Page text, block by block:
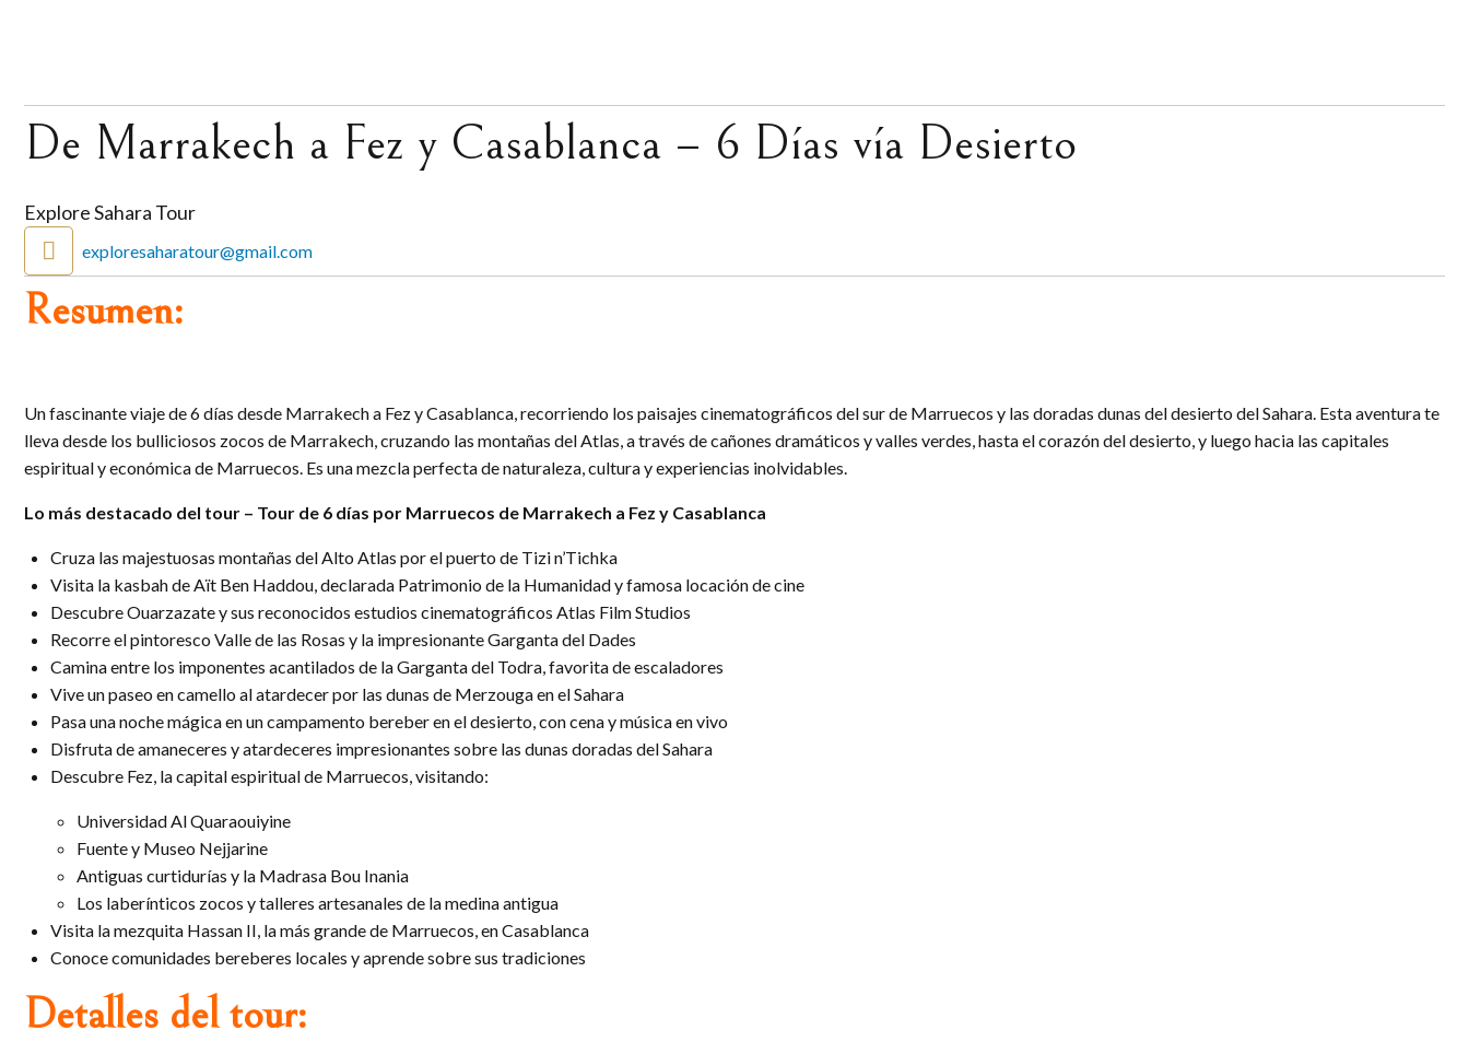
De Marrakech a Fez y Casablanca – 6 Días vía Desierto
Explore Sahara Tour
exploresaharatour@gmail.com
Resumen:
Un fascinante viaje de 6 días desde Marrakech a Fez y Casablanca, recorriendo los paisajes cinematográficos del sur de Marruecos y las doradas dunas del desierto del Sahara. Esta aventura te
lleva desde los bulliciosos zocos de Marrakech, cruzando las montañas del Atlas, a través de cañones dramáticos y valles verdes, hasta el corazón del desierto, y luego hacia las capitales
espiritual y económica de Marruecos. Es una mezcla perfecta de naturaleza, cultura y experiencias inolvidables.
Lo más destacado del tour – Tour de 6 días por Marruecos de Marrakech a Fez y Casablanca
Cruza las majestuosas montañas del Alto Atlas por el puerto de Tizi n’Tichka
Visita la kasbah de Aït Ben Haddou, declarada Patrimonio de la Humanidad y famosa locación de cine
Descubre Ouarzazate y sus reconocidos estudios cinematográficos Atlas Film Studios
Recorre el pintoresco Valle de las Rosas y la impresionante Garganta del Dades
Camina entre los imponentes acantilados de la Garganta del Todra, favorita de escaladores
Vive un paseo en camello al atardecer por las dunas de Merzouga en el Sahara
Pasa una noche mágica en un campamento bereber en el desierto, con cena y música en vivo
Disfruta de amaneceres y atardeceres impresionantes sobre las dunas doradas del Sahara
Descubre Fez, la capital espiritual de Marruecos, visitando:
Universidad Al Quaraouiyine
Fuente y Museo Nejjarine
Antiguas curtidurías y la Madrasa Bou Inania
Los laberínticos zocos y talleres artesanales de la medina antigua
Visita la mezquita Hassan II, la más grande de Marruecos, en Casablanca
Conoce comunidades bereberes locales y aprende sobre sus tradiciones
Detalles del tour: